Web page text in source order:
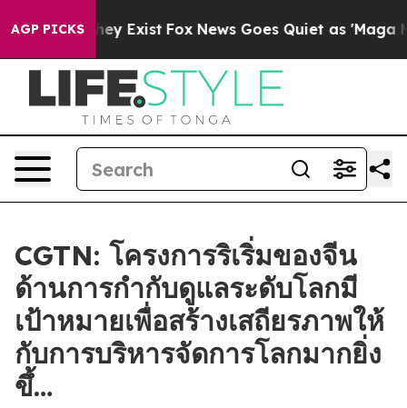
AGP PICKS
They Exist Fox News Goes Quiet as 'Maga
CGTN: โครงการริเริ่มของจีน
ด้านการกำกับดูแลระดับโลกมี
เป้าหมายเพื่อสร้างเสถียรภาพให้
กับการบริหารจัดการโลกมากยิ่ง
ขึ้…